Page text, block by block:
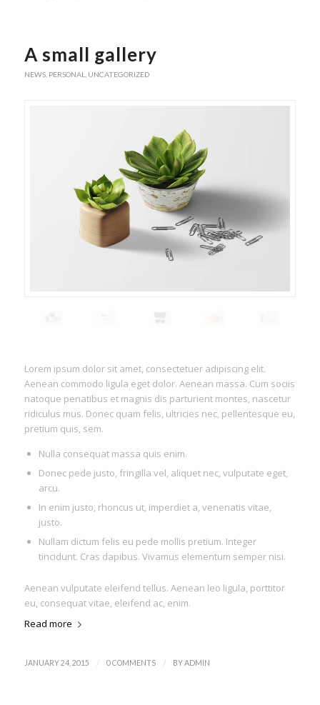
A small gallery
NEWS, PERSONAL UNCATEGORIZED
Lorem ipsum dolor sit amet, consectetuer adipiscing elit.
Aenean commodo ligula eget dolor. Aenean massa. Cum sociis
natoque penatibus et magnis dis parturient montes, nascetur
ridiculus mus. Donec quam felis, ultricies nec, pellentesque eu,
pretium quis, sem.
Nulla consequat massa quis enim.
Donec pede justo, fringilla vel, aliquet nec, vulputate eget,
arcu.
In enim justo, rhoncus ut, imperdiet a, venenatis vitae,
justo.
Nullam dictum felis eu pede mollis pretium. Integer
tincidunt. Cras dapibus. Vivamus elementum semper nisi.
Aenean vulputate eleifend tellus. Aenean leo ligula, porttitor
eu, consequat vitae, eleifend ac, enim.
Read more
JANUARY 24, 2015 / 0 COMMENTS / BYADMIN